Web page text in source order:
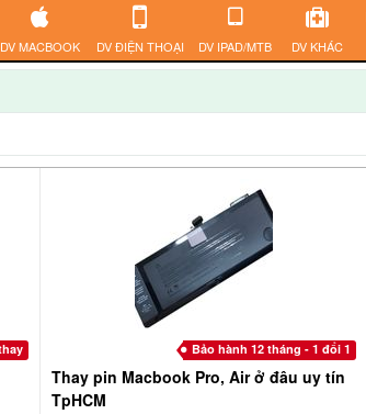
DV MACBOOK DV ĐIỆN THOẠI DV IPAD/MTB DV KHÁC
Bảo hành 12 tháng - 1 đổi 1
Thay pin Macbook Pro, Air ở đâu uy tín
TpHCM